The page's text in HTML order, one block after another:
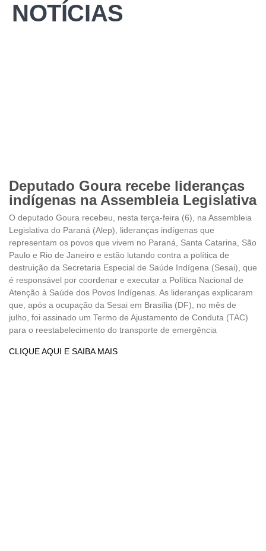
NOTÍCIAS
Deputado Goura recebe lideranças
indígenas na Assembleia Legislativa
O deputado Goura recebeu, nesta terça-feira (6), na Assembleia
Legislativa do Paraná (Alep), lideranças indígenas que
representam os povos que vivem no Paraná, Santa Catarina, São
Paulo e Rio de Janeiro e estão lutando contra a política de
destruição da Secretaria Especial de Saúde Indígena (Sesai), que
é responsável por coordenar e executar a Política Nacional de
Atenção à Saúde dos Povos Indígenas. As lideranças explicaram
que, após a ocupação da Sesai em Brasília (DF), no mês de
julho, foi assinado um Termo de Ajustamento de Conduta (TAC)
para o reestabelecimento do transporte de emergência
CLIQUE AQUI E SAIBA MAIS